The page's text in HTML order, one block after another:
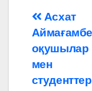
по
Асхат
оқушылар
мен